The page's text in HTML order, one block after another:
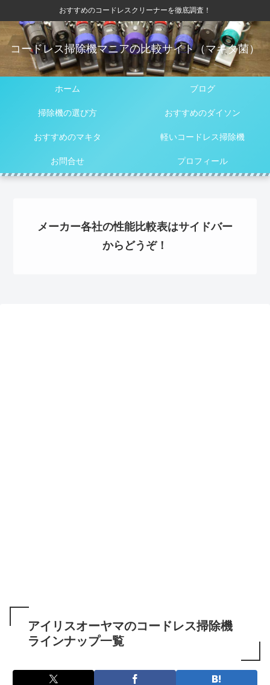
おすすめのコードレスクリーナーを徹底調査！
コードレス掃除機マニアの比較サイト（マキタ菌）
ホーム ブログ
掃除機の選び方 おすすめのダイソン
おすすめのマキタ 軽いコードレス掃除機
お問合せ プロフィール
メーカー各社の性能比較表はサイドバー
からどうぞ！
アイリスオーヤマのコードレス掃除機
ラインナップ一覧